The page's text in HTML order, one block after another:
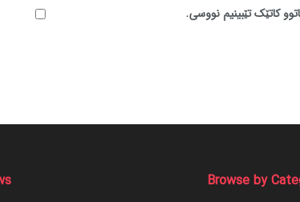
کاتێک تێبینیم نووسی.
Browse by